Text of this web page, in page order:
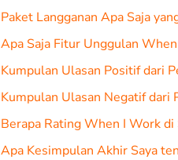
Paket Langganan Apa Saja
Apa Saja Fitur Unggulan
Kumpulan Ulasan Positif dari
Kumpulan Ulasan Negatif dari
Berapa Rating When I Work
Apa Kesimpulan Akhir Saya